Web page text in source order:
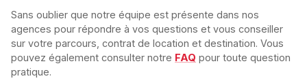
Sans oublier que notre équipe est présente dans nos
agences pour répondre à vos questions et vous conseiller
sur votre parcours, contrat de location et destination. Vous
pouvez également consulter notre FAQ pour toute question
pratique.